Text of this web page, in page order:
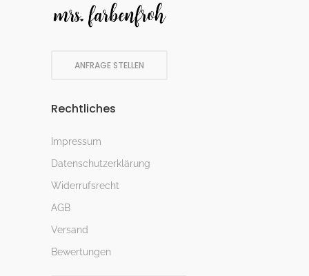
ANFRAGE STELLEN
Rechtliches
Impressum
Datenschutzerklärung
Widerrufsrecht
AGB
Versand
Bewertungen